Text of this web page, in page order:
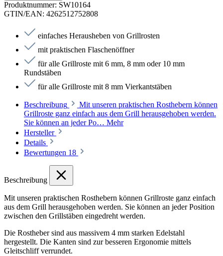
Produktnummer: SW10164
GTIN/EAN: 4262512752808
einfaches Herausheben von Grillrosten
mit praktischen Flaschenöffner
für alle Grillroste mit 6 mm, 8 mm oder 10 mm
Rundstäben
für alle Grillroste mit 8 mm Vierkantstäben
Beschreibung
Mit unseren praktischen Rosthebern können
Grillroste ganz einfach aus dem Grill herausgehoben werden.
Sie können an jeder Po… Mehr
Hersteller
Details
Bewertungen 18
Beschreibung
Mit unseren praktischen Rosthebern können Grillroste ganz einfach
aus dem Grill herausgehoben werden. Sie können an jeder Position
zwischen den Grillstäben eingedreht werden.
Die Rostheber sind aus massivem 4 mm starken Edelstahl
hergestellt. Die Kanten sind zur besseren Ergonomie mittels
Gleitschliff verrundet.